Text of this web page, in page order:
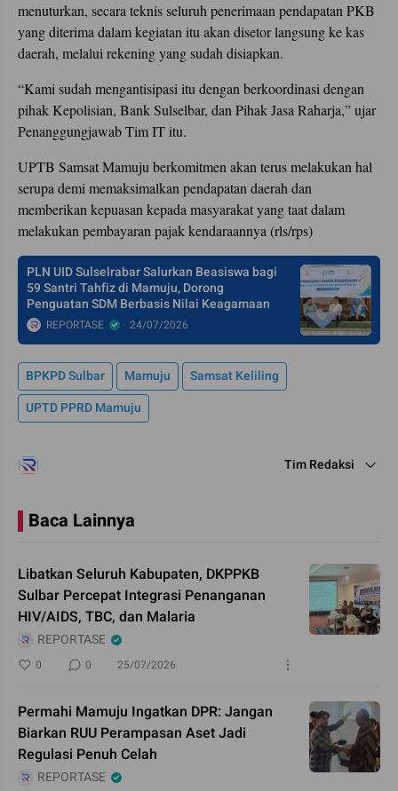
menuturkan, secara teknis seluruh penerimaan pendapatan PKB
yang diterima dalam kegiatan itu akan disetor langsung ke kas
daerah, melalui rekening yang sudah disiapkan.
“Kami sudah mengantisipasi itu dengan berkoordinasi dengan
pihak Kepolisian, Bank Sulselbar, dan Pihak Jasa Raharja,” ujar
Penanggungjawab Tim IT itu.
UPTB Samsat Mamuju berkomitmen akan terus melakukan hal
serupa demi memaksimalkan pendapatan daerah dan
memberikan kepuasan kepada masyarakat yang taat dalam
melakukan pembayaran pajak kendaraannya (rls/rps)
PLN UID Sulselrabar Salurkan Beasiswa bagi
59 Santri Tahfiz di Mamuju, Dorong
Penguatan SDM Berbasis Nilai Keagamaan
REPORTASE 24/07/2026
BPKPD Sulbar Mamuju
Samsat Keliling
UPTD PPRD Mamuju
Tim Redaksi
Baca Lainnya
Libatkan Seluruh Kabupaten, DKPPKB
Sulbar Percepat Integrasi Penanganan
HIV/AIDS, TBC, dan Malaria
REPORTASE
0 0 25/07/2026
Permahi Mamuju Ingatkan DPR: Jangan
Biarkan RUU Perampasan Aset Jadi
Regulasi Penuh Celah
REPORTASE